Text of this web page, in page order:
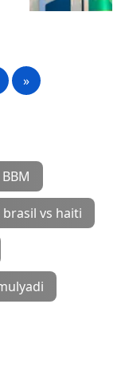
»
BBM
brasil vs haiti